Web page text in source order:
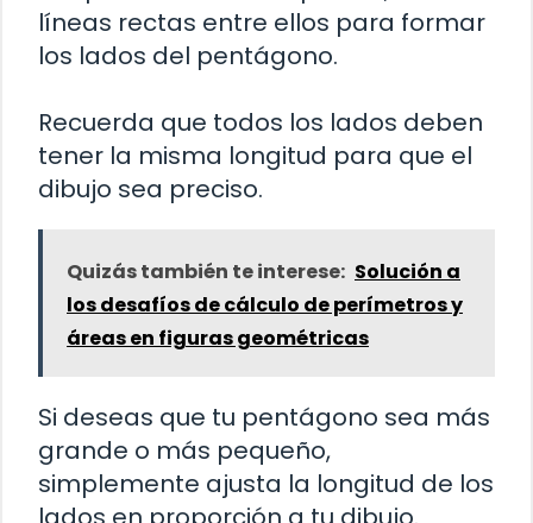
líneas rectas entre ellos para formar
los lados del pentágono.
Recuerda que todos los lados deben
tener la misma longitud para que el
dibujo sea preciso.
Quizás también te interese: Solución a
los desafíos de cálculo de perímetros y
áreas en figuras geométricas
Si deseas que tu pentágono sea más
grande o más pequeño,
simplemente ajusta la longitud de los